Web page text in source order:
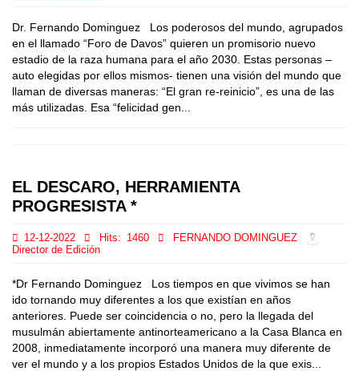
Dr. Fernando Dominguez Los poderosos del mundo, agrupados
en el llamado “Foro de Davos” quieren un promisorio nuevo
estadio de la raza humana para el año 2030. Estas personas –
auto elegidas por ellos mismos- tienen una visión del mundo que
llaman de diversas maneras: “El gran re-reinicio”, es una de las
más utilizadas. Esa “felicidad gen...
EL DESCARO, HERRAMIENTA
PROGRESISTA *
12-12-2022 Hits: 1460
FERNANDO DOMINGUEZ
Director de Edición
*Dr Fernando Dominguez Los tiempos en que vivimos se han
ido tornando muy diferentes a los que existían en años
anteriores. Puede ser coincidencia o no, pero la llegada del
musulmán abiertamente antinorteamericano a la Casa Blanca en
2008, inmediatamente incorporó una manera muy diferente de
ver el mundo y a los propios Estados Unidos de la que exis...